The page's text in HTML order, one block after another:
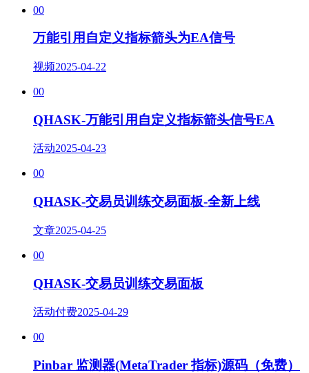
00
万能引用自定义指标箭头为EA信号
视频2025-04-22
00
QHASK-万能引用自定义指标箭头信号EA
活动2025-04-23
00
QHASK-交易员训练交易面板-全新上线
文章2025-04-25
00
QHASK-交易员训练交易面板
活动付费2025-04-29
00
Pinbar 监测器(MetaTrader 指标)源码（免费）